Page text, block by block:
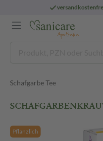
Schafgarbe Tee
Pflanzlich